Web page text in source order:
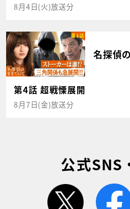
8月4日(火)放送分
名探偵
第4話 超戦慄展開
8月7日(金)放送分
公式SNS
twitter